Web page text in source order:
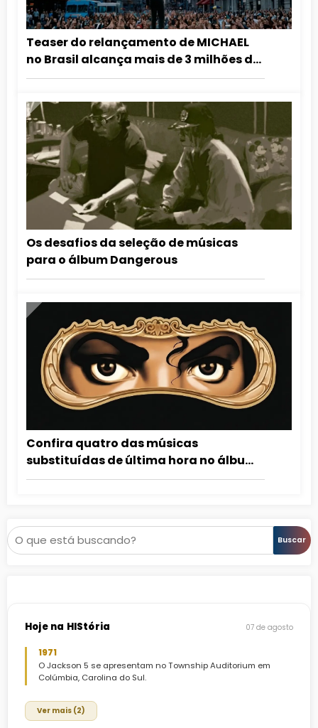
Teaser do relançamento de MICHAEL
no Brasil alcança mais de 3 milhões de
visualizações em 24 horas
Os desafios da seleção de músicas
para o álbum Dangerous
Confira quatro das músicas
substituídas de última hora no álbum
Dangerous
Pesquisar Buscar
Hoje na HIStória 07 de agosto
1971
O Jackson 5 se apresentam no Township Auditorium em
Colúmbia, Carolina do Sul.
Ver mais (2)